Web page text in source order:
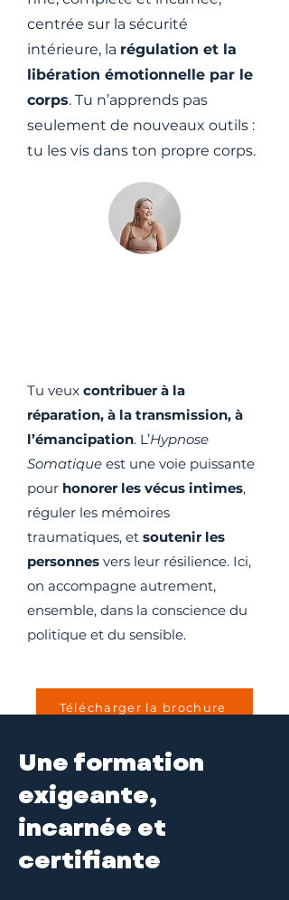
centrée sur la sécurité
intérieure, la régulation et la
libération émotionnelle par le
corps. Tu n’apprends pas
seulement de nouveaux outils :
tu les vis dans ton propre corps.
Tu veux contribuer à la
réparation, à la transmission, à
l’émancipation. L’Hypnose
Somatique est une voie puissante
pour honorer les vécus intimes,
réguler les mémoires
traumatiques, et soutenir les
personnes vers leur résilience. Ici,
on accompagne autrement,
ensemble, dans la conscience du
politique et du sensible.
Télécharger la brochure
Une formation
exigeante,
incarnée et
certifiante